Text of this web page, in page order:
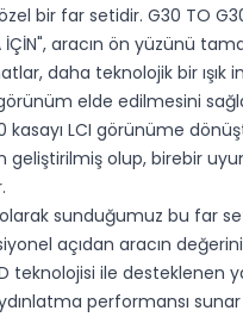
bir far setidir. G30 TO G30
İÇİN", aracın ön yüzünü
daha teknolojik bir ışık
elde edilmesini
kasayı LCI görünüme
geliştirilmiş olup, birebir
sunduğumuz bu far
açıdan aracın
teknolojisi ile desteklenen
performansı